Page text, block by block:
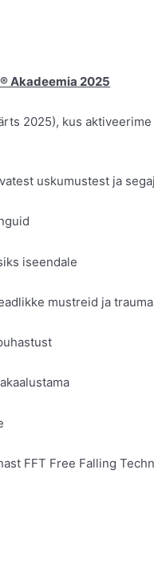
Akadeemia 2025
2025), kus
uskumustest ja
iseendale
mustreid ja
FFT Free Falling